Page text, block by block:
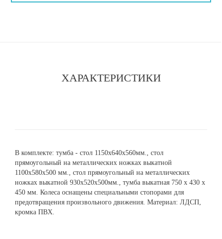
ХАРАКТЕРИСТИКИ
В комплекте: тумба - стол 1150х640х560мм., стол
прямоугольный на металлических ножках выкатной
1100х580х500 мм., стол прямоугольный на металлических
ножках выкатной 930х520х500мм., тумба выкатная 750 x 430 x
450 мм. Колеса оснащены специальными стопорами для
предотвращения произвольного движения. Материал: ЛДСП,
кромка ПВХ.